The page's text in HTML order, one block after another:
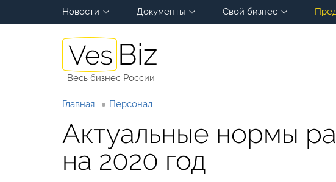
Новости Документы Свой бизнес
Весь бизнес России
Главная Персонал
Актуальные нормы
на 2020 год